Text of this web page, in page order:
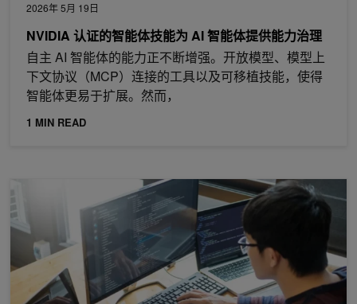
2026年 5月 19日
NVIDIA 认证的智能体技能为 AI 智能体提供能力治理
自主 AI 智能体的能力正不断增强。开放模型、模型上
下文协议（MCP）连接的工具以及可移植技能，使得
智能体更易于扩展。然而，
1 MIN READ
借助受语法限制的解码，改进小语言模型中的 Bash 生成